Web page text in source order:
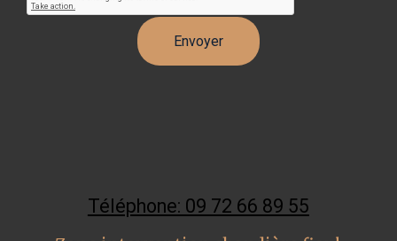
Téléphone: 09 72 66 89 55